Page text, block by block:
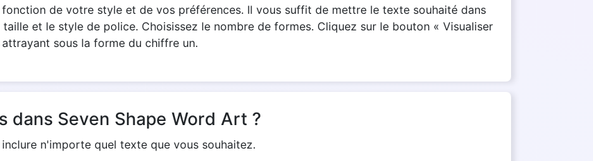
de votre style et de vos préférences. Il vous suffit de mettre le texte souhaité dans
et le style de police. Choisissez le nombre de formes. Cliquez sur le bouton « Visualiser
sous la forme du chiffre un.
dans Seven Shape Word Art ?
n'importe quel texte que vous souhaitez.